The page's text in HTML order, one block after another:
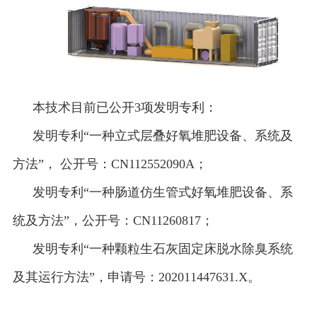
本技术目前已公开3项发明专利：
发明专利“一种立式层叠好氧堆肥设备、系统及
方法”， 公开号：CN112552090A；
发明专利“一种肠道仿生管式好氧堆肥设备、系
统及方法”，公开号：CN11260817；
发明专利“一种颗粒生石灰固定床脱水除臭系统
及其运行方法”，申请号：202011447631.X。